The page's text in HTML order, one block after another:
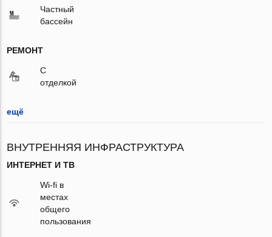
Частный
бассейн
РЕМОНТ
С
отделкой
ещё
ВНУТРЕННЯЯ ИНФРАСТРУКТУРА
ИНТЕРНЕТ И ТВ
Wi-fi в
местах
общего
пользования